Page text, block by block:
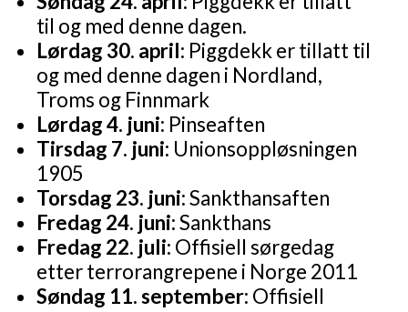
til og med denne dagen.
Lørdag 30. april: Piggdekk er tillatt til
og med denne dagen i Nordland,
Troms og Finnmark
Lørdag 4. juni: Pinseaften
Tirsdag 7. juni: Unionsoppløsningen
1905
Torsdag 23. juni:Sankthansaften
Fredag 24. juni:Sankthans
Fredag 22. juli: Offisiell sørgedag
etter terrorangrepene i Norge 2011
Søndag 11. september: Offisiell